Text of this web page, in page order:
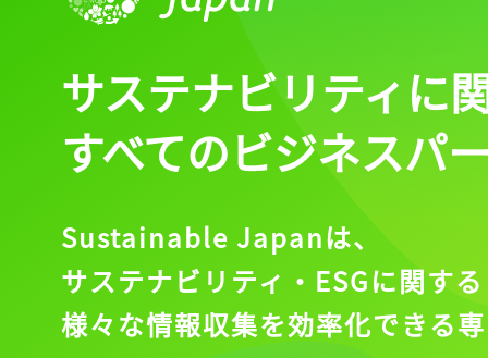
サステナビリティに
すべてのビジネスパ
Sustainable Japanは、
サステナビリティ・ESGに関する
様々な情報収集を効率化できる